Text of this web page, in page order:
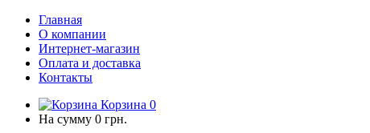
Главная
О компании
Интернет-магазин
Оплата и доставка
Контакты
Корзина 0
На сумму 0 грн.